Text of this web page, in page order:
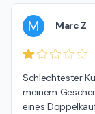
M Marc Z
Schlechtester
meinem
eines